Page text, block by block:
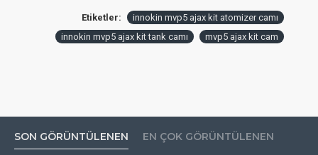
Etiketler:
innokin mvp5 ajax kit atomizer camı
innokin mvp5 ajax kit tank camı
mvp5 ajax kit cam
SON GÖRÜNTÜLENEN EN ÇOK GÖRÜNTÜLENEN